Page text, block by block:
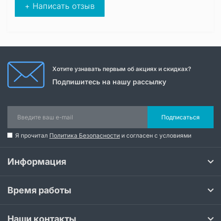
+ Написать отзыв
Хотите узнавать первым об акциях и скидках?
Подпишитесь на нашу рассылку
Подписаться
Я прочитал Политика Безопасности и согласен с условиями
Информация
Время работы
Наши контакты